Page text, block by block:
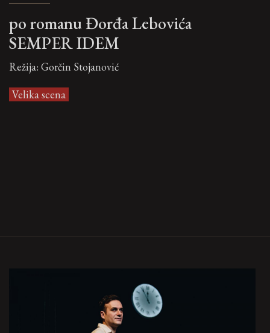
po romanu Đorđa Lebovića
SEMPER IDEM
Režija: Gorčin Stojanović
Velika scena